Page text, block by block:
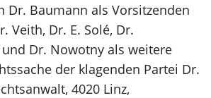
Dr. Baumann als Vorsitzenden
Veith, Dr. E. Solé, Dr.
Dr. Nowotny als weitere
der klagenden Partei Dr.
4020 Linz,